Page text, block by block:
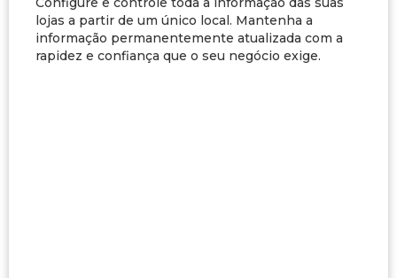
lojas a partir de um único local. Mantenha a
informação permanentemente atualizada com a
rapidez e confiança que o seu negócio exige.